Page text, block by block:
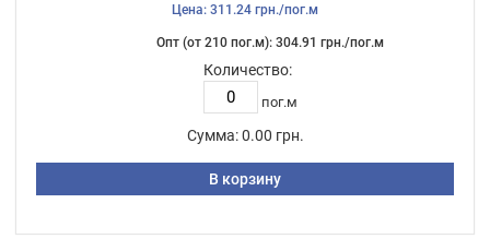
Цена: 311.24 грн./пог.м
Опт (от 210 пог.м): 304.91 грн./пог.м
Количество:
пог.м
Сумма: 0.00 грн.
В корзину